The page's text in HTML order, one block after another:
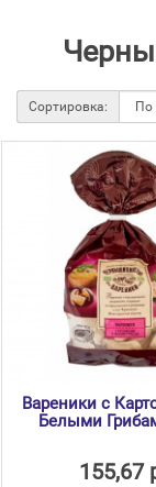
Сортировка:
Вареники с
Белыми
155,67